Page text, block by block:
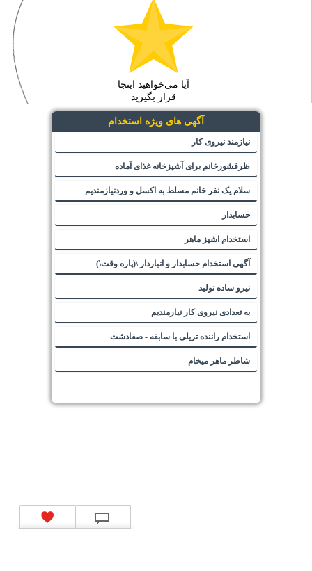
آیا می‌خواهید اینجا
قرار بگیرید
آگهی های ویژه استخدام
نیازمند نیروی کار
ظرفشورخانم برای آشپزخانه غذای آماده
سلام یک نفر خانم مسلط به اکسل و وردنیازمندیم
حسابدار
استخدام اشپز ماهر
آگهی استخدام حسابدار و انباردار \(پاره وقت\)
نیرو ساده تولید
به تعدادی نیروی کار نیارمندیم
استخدام راننده تریلی با سابقه - صفادشت
شاطر ماهر میخام